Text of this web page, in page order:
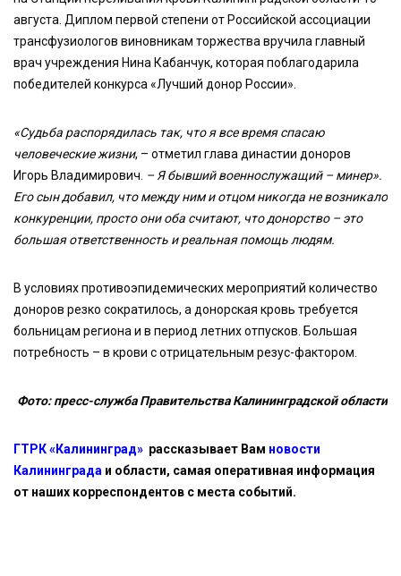
августа. Диплом первой степени от Российской ассоциации
трансфузиологов виновникам торжества вручила главный
врач учреждения Нина Кабанчук, которая поблагодарила
победителей конкурса «Лучший донор России».
«Судьба распорядилась так, что я все время спасаю
человеческие жизни, – отметил глава династии доноров
Игорь Владимирович. – Я бывший военнослужащий – минер».
Его сын добавил, что между ним и отцом никогда не возникало
конкуренции, просто они оба считают, что донорство – это
большая ответственность и реальная помощь людям.
В условиях противоэпидемических мероприятий количество
доноров резко сократилось, а донорская кровь требуется
больницам региона и в период летних отпусков. Большая
потребность – в крови с отрицательным резус-фактором.
Фото: пресс-служба Правительства Калининградской области
ГТРК «Калининград» рассказывает Вам новости
Калининграда и области, самая оперативная информация
от наших корреспондентов с места событий.